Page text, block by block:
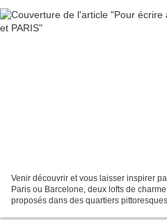
Venir découvrir et vous laisser inspirer
Paris ou Barcelone, deux lofts de
proposés dans des quartiers